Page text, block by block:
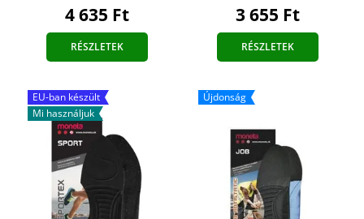
4 635 Ft
RÉSZLETEK
3 655 Ft
RÉSZLETEK
EU-ban készült
Mi használjuk
Újdonság